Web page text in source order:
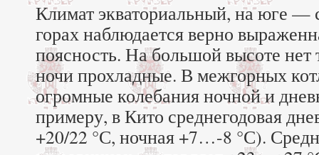
Климат экваториальный, на юге —
горах наблюдается верно
поясность. На большой высоте
ночи прохладные. В межгорных
огромные колебания ночной и
примеру, в Кито среднегодовая
+20/22 °С, ночная +7…-8 °С).